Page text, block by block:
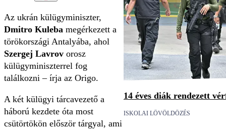
Az ukrán külügyminiszter,
Dmitro Kuleba megérkezett a
törökországi Antalyába, ahol
Szergej Lavrov orosz
külügyminiszterrel fog
találkozni – írja az Origo.
A két külügyi tárcavezető a
háború kezdete óta most
csütörtökön először tárgyal, ami
14 éves diák rendezett
ISKOLAI LÖVÖLDÖZÉS